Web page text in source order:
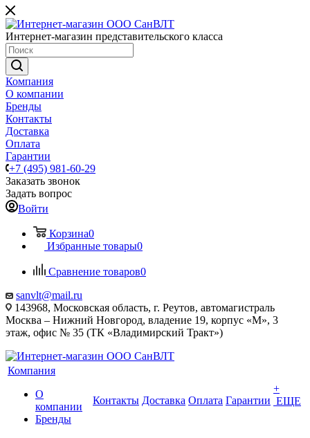
Интернет-магазин представительского класса
Компания
О компании
Бренды
Контакты
Доставка
Оплата
Гарантии
+7 (495) 981-60-29
Заказать звонок
Задать вопрос
Войти
Корзина0
Избранные товары0
Сравнение товаров0
sanvlt@mail.ru
143968, Московская область, г. Реутов, автомагистраль
Москва – Нижний Новгород, владение 19, корпус «М», 3
этаж, офис № 35 (ТК «Владимирский Тракт»)
Компания
О
компании
Бренды
Контакты Доставка Оплата Гарантии
+
ЕЩЕ